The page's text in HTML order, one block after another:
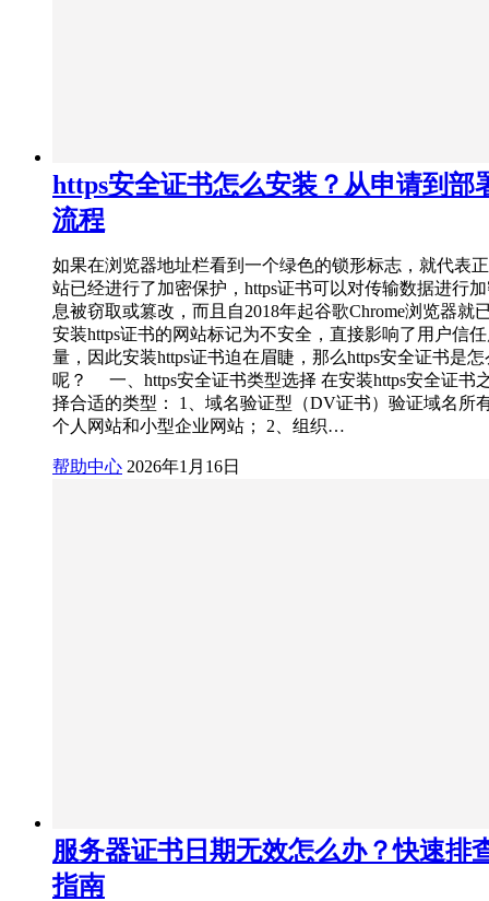
https安全证书怎么安装？从申请到部
流程
如果在浏览器地址栏看到一个绿色的锁形标志，就代表
站已经进行了加密保护，https证书可以对传输数据进行
息被窃取或篡改，而且自2018年起谷歌Chrome浏览器就
安装https证书的网站标记为不安全，直接影响了用户信
量，因此安装https证书迫在眉睫，那么https安全证书是
呢？ 一、https安全证书类型选择 在安装https安全证书
择合适的类型： 1、域名验证型（DV证书）验证域名所
个人网站和小型企业网站； 2、组织…
帮助中心 2026年1月16日
服务器证书日期无效怎么办？快速排
指南